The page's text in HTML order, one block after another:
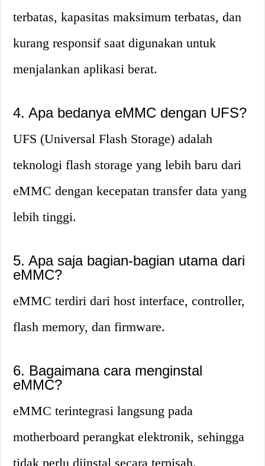
terbatas, kapasitas maksimum terbatas, dan
kurang responsif saat digunakan untuk
menjalankan aplikasi berat.
4. Apa bedanya eMMC dengan UFS?
UFS (Universal Flash Storage) adalah
teknologi flash storage yang lebih baru dari
eMMC dengan kecepatan transfer data yang
lebih tinggi.
5. Apa saja bagian-bagian utama dari
eMMC?
eMMC terdiri dari host interface, controller,
flash memory, dan firmware.
6. Bagaimana cara menginstal
eMMC?
eMMC terintegrasi langsung pada
motherboard perangkat elektronik, sehingga
tidak perlu diinstal secara terpisah.